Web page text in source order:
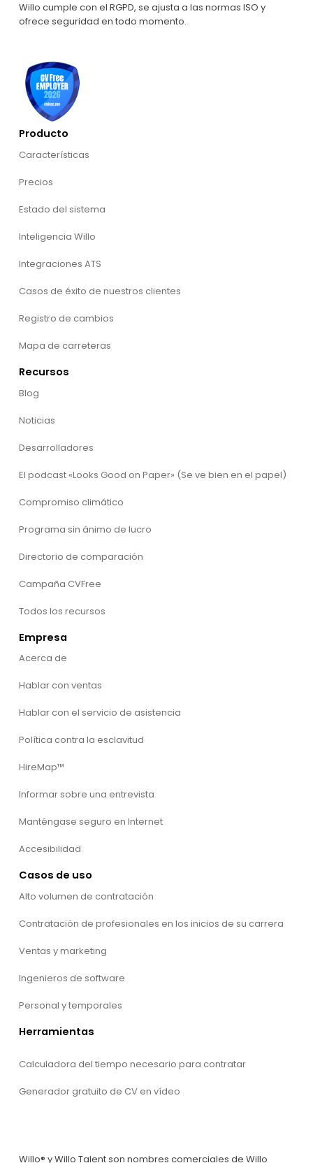
Willo cumple con el RGPD, se ajusta a las normas ISO y
ofrece seguridad en todo momento.
Producto
Características
Precios
Estado del sistema
Inteligencia Willo
Integraciones ATS
Casos de éxito de nuestros clientes
Registro de cambios
Mapa de carreteras
Recursos
Blog
Noticias
Desarrolladores
El podcast «Looks Good on Paper» (Se ve bien en el papel)
Compromiso climático
Programa sin ánimo de lucro
Directorio de comparación
Campaña CVFree
Todos los recursos
Empresa
Acerca de
Hablar con ventas
Hablar con el servicio de asistencia
Política contra la esclavitud
HireMap™
Informar sobre una entrevista
Manténgase seguro en Internet
Accesibilidad
Casos de uso
Alto volumen de contratación
Contratación de profesionales en los inicios de su carrera
Ventas y marketing
Ingenieros de software
Personal y temporales
Herramientas
Calculadora del tiempo necesario para contratar
Generador gratuito de CV en vídeo
Willo® y Willo Talent son nombres comerciales de Willo